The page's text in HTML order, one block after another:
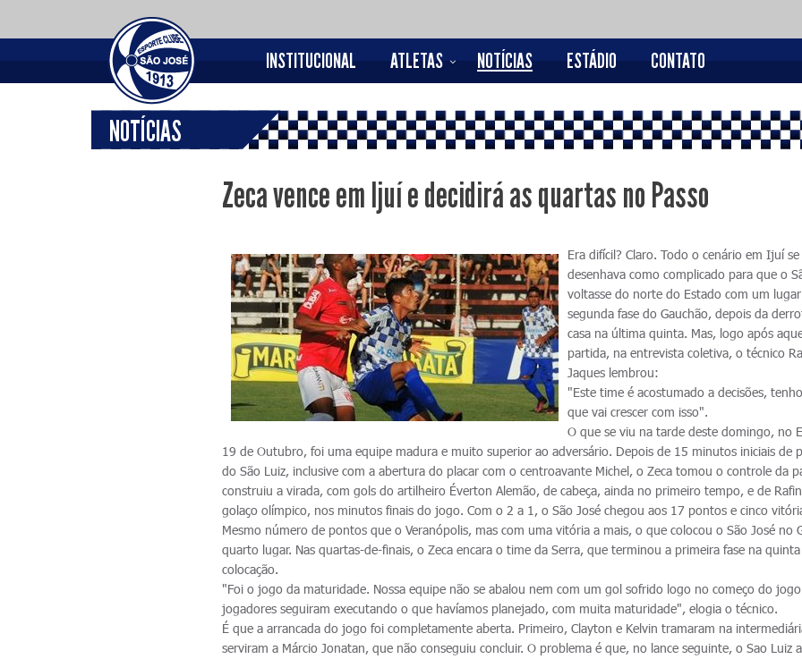
INSTITUCIONAL ATLETAS NOTÍCIAS ESTÁDIO CONTATO
NOTÍCIAS
Zeca vence em Ijuí e decidirá as quartas no Passo
Era difícil? Claro. Todo o cenário em Ijuí se
desenhava como complicado para que o
voltasse do norte do Estado com um
segunda fase do Gauchão, depois da
casa na última quinta. Mas, logo após
partida, na entrevista coletiva, o técnico
Jaques lembrou:
"Este time é acostumado a decisões,
que vai crescer com isso".
O que se viu na tarde deste domingo, no
19 de Outubro, foi uma equipe madura e muito superior ao adversário. Depois de 15 minutos iniciais de
do São Luiz, inclusive com a abertura do placar com o centroavante Michel, o Zeca tomou o controle da
construiu a virada, com gols do artilheiro Éverton Alemão, de cabeça, ainda no primeiro tempo, e de
golaço olímpico, nos minutos finais do jogo. Com o 2 a 1, o São José chegou aos 17 pontos e cinco
Mesmo número de pontos que o Veranópolis, mas com uma vitória a mais, o que colocou o São José no
quarto lugar. Nas quartas-de-finais, o Zeca encara o time da Serra, que terminou a primeira fase na quinta
colocação.
"Foi o jogo da maturidade. Nossa equipe não se abalou nem com um gol sofrido logo no começo do
jogadores seguiram executando o que havíamos planejado, com muita maturidade", elogia o técnico.
É que a arrancada do jogo foi completamente aberta. Primeiro, Clayton e Kelvin tramaram na
serviram a Márcio Jonatan, que não conseguiu concluir. O problema é que, no lance seguinte, o Sao Luiz